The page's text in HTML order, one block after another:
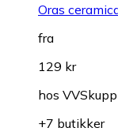
Oras
fra
129 kr
hos VVSkupp
+7 butikker